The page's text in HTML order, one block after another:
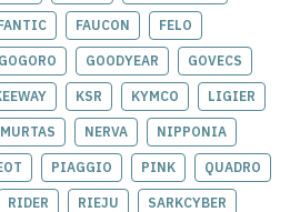
FAUCON FELO
GOGORO GOODYEAR GOVECS
KSR KYMCO LIGIER
MURTAS NERVA NIPPONIA
PIAGGIO PINK QUADRO
RIDER RIEJU SARKCYBER